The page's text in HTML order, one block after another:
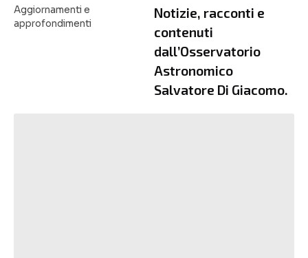
Aggiornamenti e
approfondimenti
Notizie, racconti e
contenuti
dall’Osservatorio
Astronomico
Salvatore Di Giacomo.